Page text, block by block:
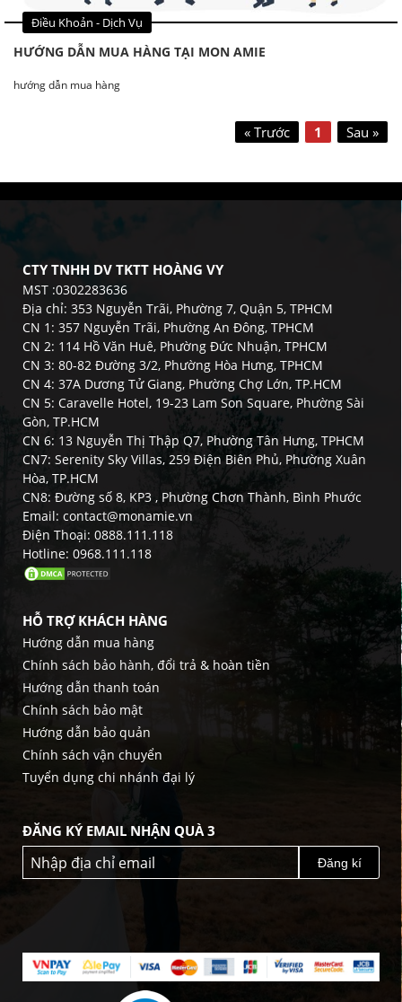
Điều Khoản - Dịch Vụ
HƯỚNG DẪN MUA HÀNG TẠI MON AMIE
hướng dẫn mua hàng
« Trước 1 Sau »
CTY TNHH DV TKTT HOÀNG VY
MST :0302283636
Địa chỉ: 353 Nguyễn Trãi, Phường 7, Quận 5, TPHCM
CN 1: 357 Nguyễn Trãi, Phường An Đông, TPHCM
CN 2: 114 Hồ Văn Huê, Phường Đức Nhuận, TPHCM
CN 3: 80-82 Đường 3/2, Phường Hòa Hưng, TPHCM
CN 4: 37A Dương Tử Giang, Phường Chợ Lớn, TP.HCM
CN 5: Caravelle Hotel, 19-23 Lam Son Square, Phường Sài
Gòn, TP.HCM
CN 6: 13 Nguyễn Thị Thập Q7, Phường Tân Hưng, TPHCM
CN7: Serenity Sky Villas, 259 Điện Biên Phủ, Phường Xuân
Hòa, TP.HCM
CN8: Đường số 8, KP3 , Phường Chơn Thành, Bình Phước
Email: contact@monamie.vn
Điện Thoại: 0888.111.118
Hotline: 0968.111.118
HỖ TRỢ KHÁCH HÀNG
Hướng dẫn mua hàng
Chính sách bảo hành, đổi trả & hoàn tiền
Hướng dẫn thanh toán
Chính sách bảo mật
Hướng dẫn bảo quản
Chính sách vận chuyển
Tuyển dụng chi nhánh đại lý
ĐĂNG KÝ EMAIL NHẬN QUÀ 3
Đăng kí